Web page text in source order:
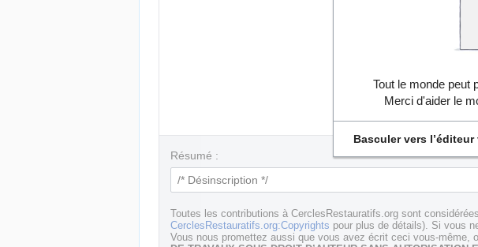
Résumé :
Toutes les contributions à CerclesRestauratifs.org sont
CerclesRestauratifs.org:Copyrights pour plus de détails). Si vous
Vous nous promettez aussi que vous avez écrit ceci vous-même,
Tout le monde peut
Merci d'aider le
Basculer vers l’éditeur